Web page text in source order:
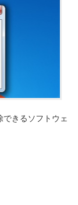
きるソフトウェ